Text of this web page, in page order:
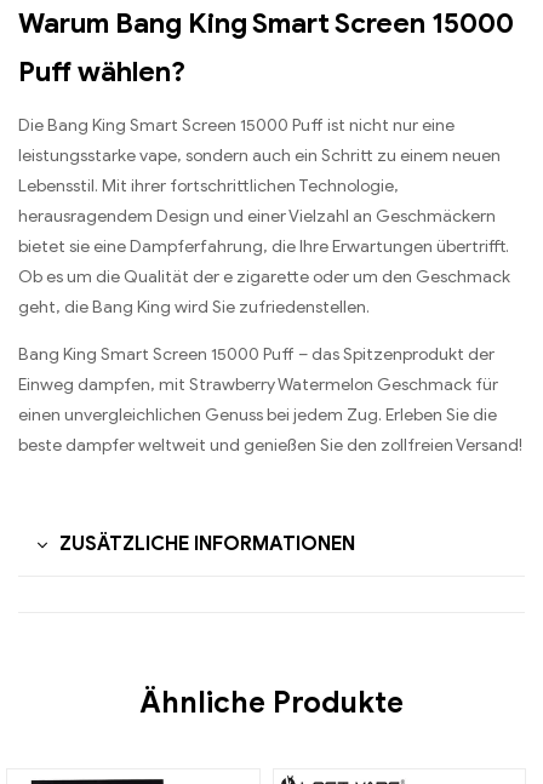
Warum Bang King Smart Screen 15000
Puff wählen?
Die Bang King Smart Screen 15000 Puff ist nicht nur eine
leistungsstarke vape, sondern auch ein Schritt zu einem neuen
Lebensstil. Mit ihrer fortschrittlichen Technologie,
herausragendem Design und einer Vielzahl an Geschmäckern
bietet sie eine Dampferfahrung, die Ihre Erwartungen übertrifft.
Ob es um die Qualität der e zigarette oder um den Geschmack
geht, die Bang King wird Sie zufriedenstellen.
Bang King Smart Screen 15000 Puff – das Spitzenprodukt der
Einweg dampfen, mit Strawberry Watermelon Geschmack für
einen unvergleichlichen Genuss bei jedem Zug. Erleben Sie die
beste dampfer weltweit und genießen Sie den zollfreien Versand!
ZUSÄTZLICHE INFORMATIONEN
Ähnliche Produkte